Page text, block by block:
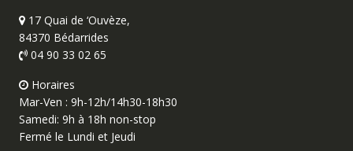
17 Quai de ‘Ouvèze,
84370 Bédarrides
04 90 33 02 65
Horaires
Mar-Ven : 9h-12h/14h30-18h30
Samedi: 9h à 18h non-stop
Fermé le Lundi et Jeudi